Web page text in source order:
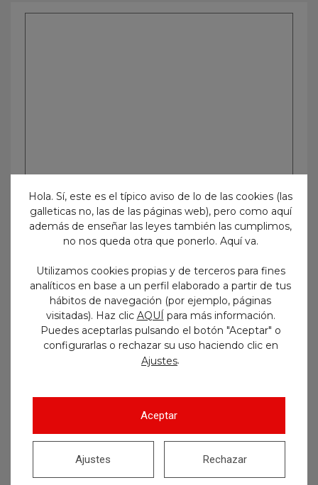
Etiquetas
admitidos y excluidos
auxiliar administrativo
ayuntamiento Ayuntamiento de Zaragoza
Hola. Sí, este es el típico aviso de lo de las cookies (las
galleticas no, las de las páginas web), pero como aquí
además de enseñar las leyes también las cumplimos,
no nos queda otra que ponerlo. Aquí va.
Utilizamos cookies propias y de terceros para fines
analíticos en base a un perfil elaborado a partir de tus
hábitos de navegación (por ejemplo, páginas
visitadas). Haz clic AQUÍ para más información.
Puedes aceptarlas pulsando el botón "Aceptar" o
configurarlas o rechazar su uso haciendo clic en
Ajustes.
Aceptar
Rechazar
Ajustes